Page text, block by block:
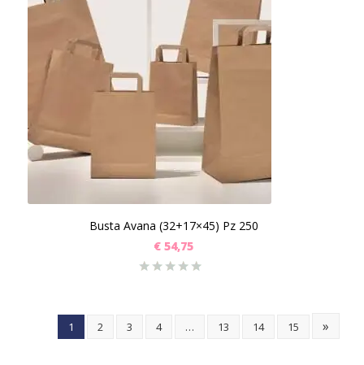
Busta Avana (32+17×45) Pz 250
€ 54,75
1 2 3 4 … 13 14 15 »